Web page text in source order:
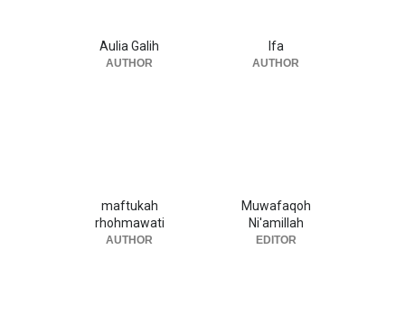
Aulia Galih
AUTHOR
Ifa
AUTHOR
maftukah
rhohmawati
AUTHOR
Muwafaqoh
Ni'amillah
EDITOR